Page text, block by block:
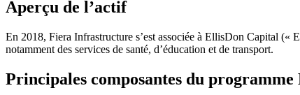
Aperçu de l’actif
En 2018, Fiera Infrastructure s’est associée à EllisDon Capital («
notamment des services de santé, d’éducation et de transport.
Principales composantes du programme